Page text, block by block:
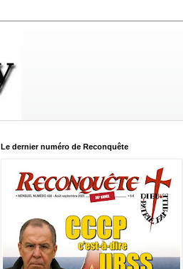
Le dernier numéro de Reconquête